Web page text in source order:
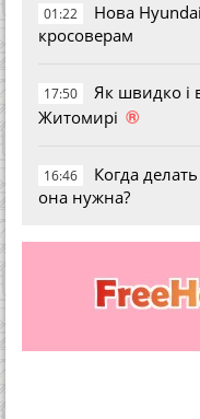
01:22
Нова
кросоверам
17:50
Як швидко і
Житомирі ®
16:46
Когда
она нужна?